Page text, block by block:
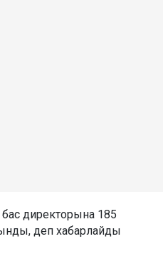
директорына 185
деп хабарлайды